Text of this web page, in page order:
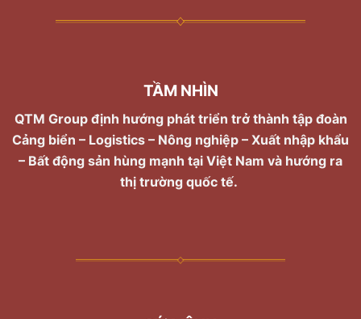
TẦM NHÌN
QTM Group định hướng phát triển trở thành tập đoàn
Cảng biển – Logistics – Nông nghiệp – Xuất nhập khẩu
– Bất động sản hùng mạnh tại Việt Nam và hướng ra
thị trường quốc tế.